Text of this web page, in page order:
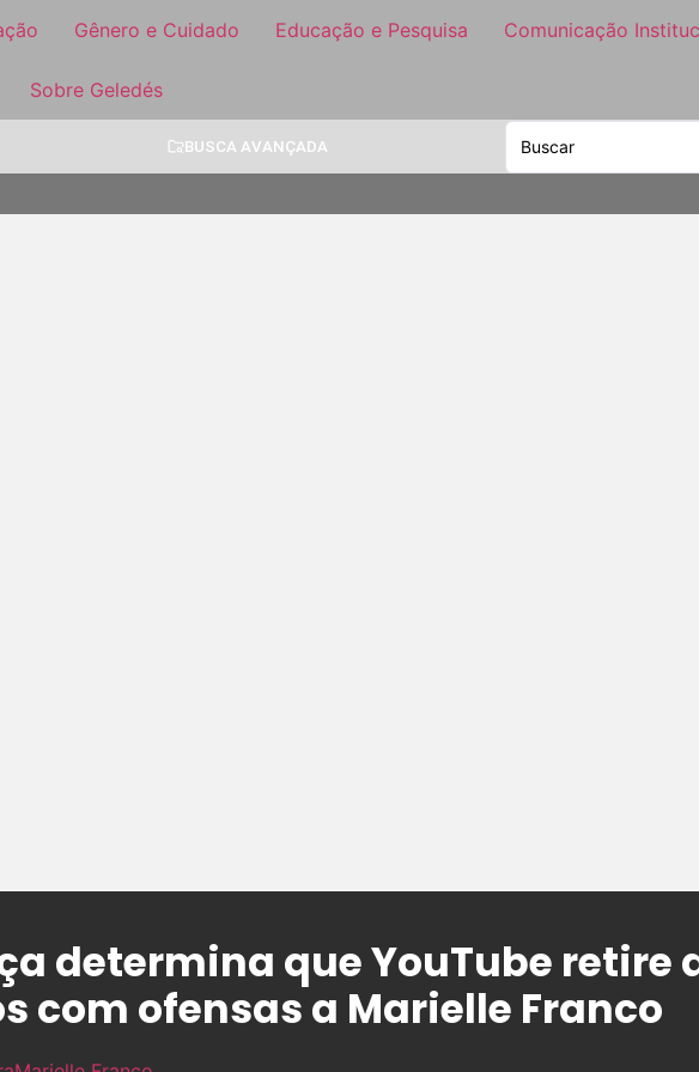
Gênero e Cuidado Educação e Pesquisa Comunicação
Sobre Geledés
BUSCA AVANÇADA
determina que YouTube retire
com ofensas a Marielle Franco